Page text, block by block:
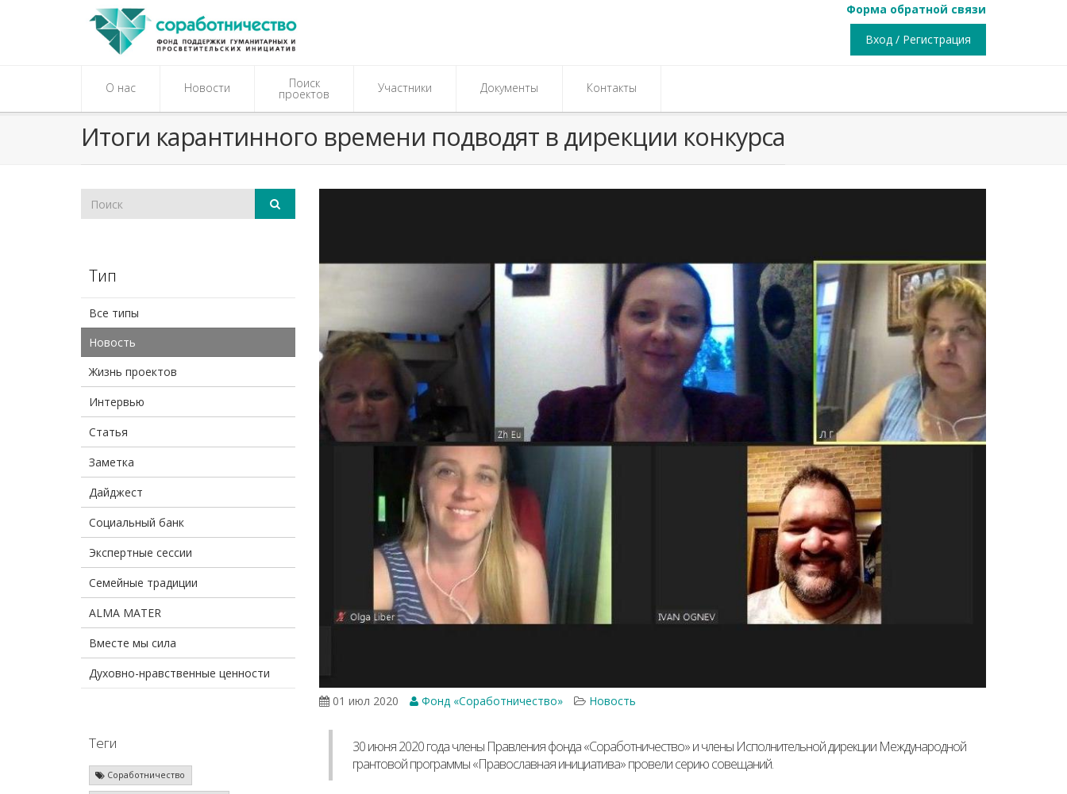
Форма обратной связи
Вход / Регистрация
О нас Новости Поиск
проектов Участники Документы Контакты
​Итоги карантинного времени подводят в дирекции конкурса
Тип
Все типы
Новость
Жизнь проектов
Интервью
Статья
Заметка
Дайджест
Социальный банк
Экспертные сессии
Семейные традиции
ALMA MATER
Вместе мы сила
Духовно-нравственные ценности
Теги
Соработничество
01 июл 2020 Фонд «Соработничество» Новость
30 июня 2020 года члены Правления фонда «Соработничество» и члены Исполнительной дирекции Международной
грантовой программы «Православная инициатива» провели серию совещаний.